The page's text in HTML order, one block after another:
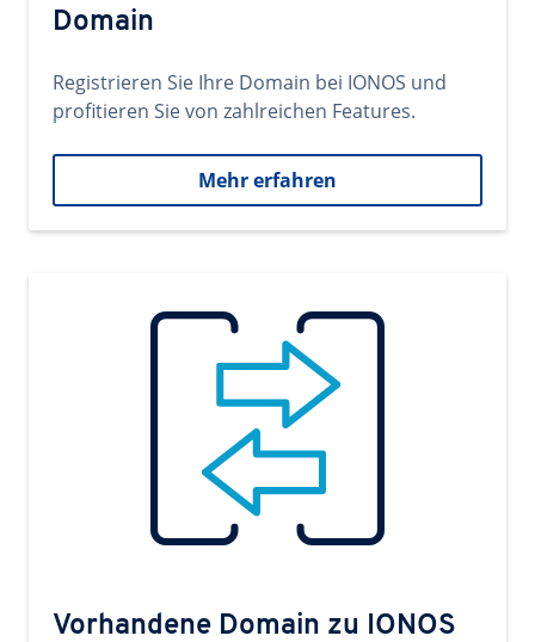
Domain
Registrieren Sie Ihre Domain bei IONOS und
profitieren Sie von zahlreichen Features.
Mehr erfahren
Vorhandene Domain zu IONOS